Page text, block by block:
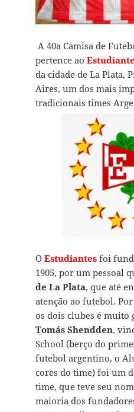
A 40a Camisa de
pertence ao
da cidade de La Plata,
Aires, um dos mais
tradicionais times
O Estudiantes foi
1905, por um pessoal
de La Plata, que até
atenção ao futebol.
os dois clubes é muito
Tomás Shendden,
School (berço do
futebol argentino, o
cores do time) foi um
time, que teve seu
maioria dos